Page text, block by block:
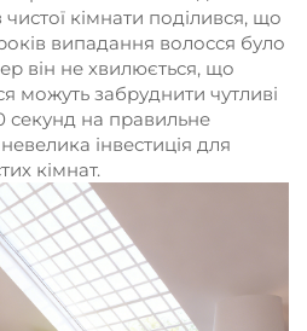
чистої кімнати поділився, що
випадання волосся було
він не хвилюється, що
можуть забруднити чутливі
секунд на правильне
інвестиція для
кімнат.